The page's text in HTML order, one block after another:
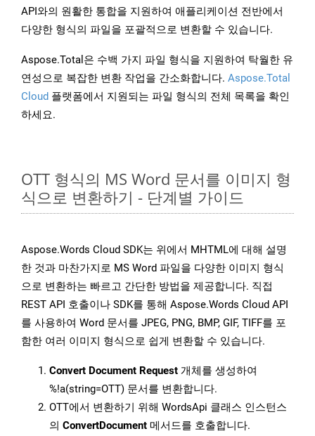
API와의 원활한 통합을 지원하여 애플리케이션 전반에서
다양한 형식의 파일을 포괄적으로 변환할 수 있습니다.
Aspose.Total은 수백 가지 파일 형식을 지원하여 탁월한 유
연성으로 복잡한 변환 작업을 간소화합니다. Aspose.Total
Cloud 플랫폼에서 지원되는 파일 형식의 전체 목록을 확인
하세요.
OTT 형식의 MS Word 문서를 이미지 형
식으로 변환하기 - 단계별 가이드
Aspose.Words Cloud SDK는 위에서 MHTML에 대해 설명
한 것과 마찬가지로 MS Word 파일을 다양한 이미지 형식
으로 변환하는 빠르고 간단한 방법을 제공합니다. 직접
REST API 호출이나 SDK를 통해 Aspose.Words Cloud API
를 사용하여 Word 문서를 JPEG, PNG, BMP, GIF, TIFF를 포
함한 여러 이미지 형식으로 쉽게 변환할 수 있습니다.
Convert Document Request 개체를 생성하여
%!a(string=OTT) 문서를 변환합니다.
OTT에서 변환하기 위해 WordsApi 클래스 인스턴스
의 ConvertDocument 메서드를 호출합니다.